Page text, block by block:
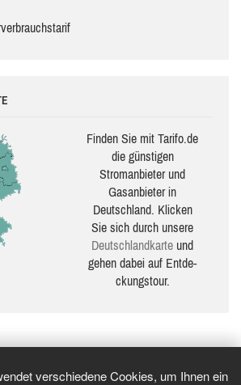
verschiedene Cookies, um Ihnen ein
Finden Sie mit Tarifo.de
die güns­ti­gen
Stromanbieter und
Gasanbieter in
Deutschland. Klicken
Sie sich durch unsere
Deutsch­land­karte und
gehen dabei auf Ent­de­
ckungs­tour.